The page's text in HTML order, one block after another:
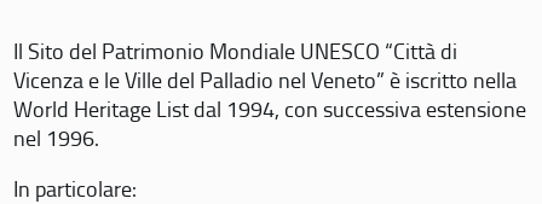
Il Sito del Patrimonio Mondiale UNESCO “Città di
Vicenza e le Ville del Palladio nel Veneto” è iscritto nella
World Heritage List dal 1994, con successiva estensione
nel 1996.
In particolare: